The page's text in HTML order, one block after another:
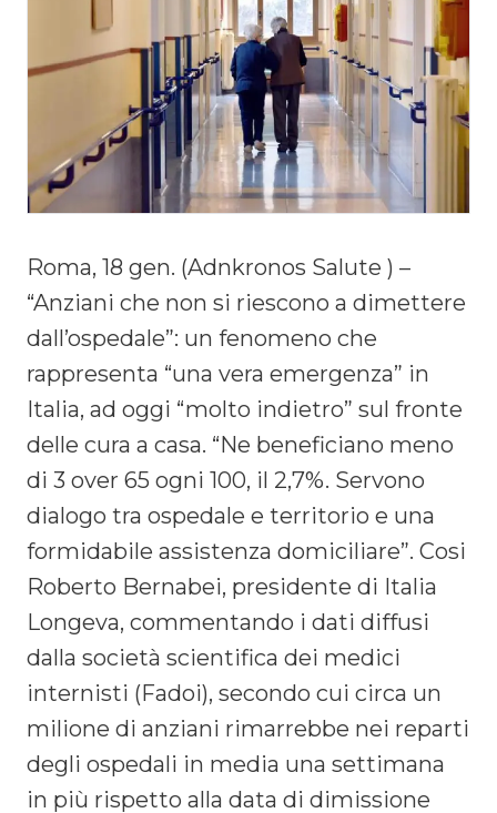
Roma, 18 gen. (Adnkronos Salute ) –
“Anziani che non si riescono a dimettere
dall’ospedale”: un fenomeno che
rappresenta “una vera emergenza” in
Italia, ad oggi “molto indietro” sul fronte
delle cura a casa. “Ne beneficiano meno
di 3 over 65 ogni 100, il 2,7%. Servono
dialogo tra ospedale e territorio e una
formidabile assistenza domiciliare”. Cosi
Roberto Bernabei, presidente di Italia
Longeva, commentando i dati diffusi
dalla società scientifica dei medici
internisti (Fadoi), secondo cui circa un
milione di anziani rimarrebbe nei reparti
degli ospedali in media una settimana
in più rispetto alla data di dimissione